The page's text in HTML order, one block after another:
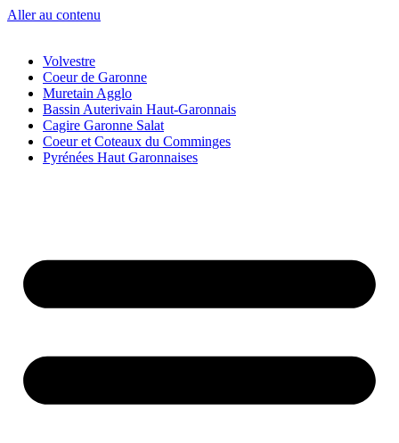
Aller au contenu
Volvestre
Coeur de Garonne
Muretain Agglo
Bassin Auterivain Haut-Garonnais
Cagire Garonne Salat
Coeur et Coteaux du Comminges
Pyrénées Haut Garonnaises